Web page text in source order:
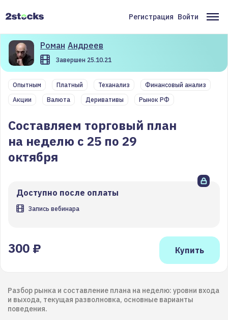
содержанию
Меню
пользователя
Регистрация Войти
Роман Андреев
Завершен 25.10.21
Составляем торговый план
на неделю с 25 по 29
октября
Доступно после оплаты
Запись вебинара
Опытным Платный Теханализ
Финансовый анализ
Акции
Валюта Деривативы Рынок РФ
300 ₽
Разбор рынка и составление плана на неделю: уровни входа
и выхода, текущая разволновка, основные варианты
поведения.